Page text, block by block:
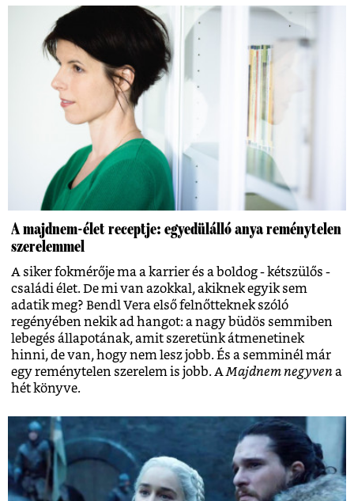
A majdnem-élet receptje: egyedülálló anya reménytelen
szerelemmel
A siker fokmérője ma a karrier és a boldog - kétszülős -
családi élet. De mi van azokkal, akiknek egyik sem
adatik meg? Bendl Vera első felnőtteknek szóló
regényében nekik ad hangot: a nagy büdös semmiben
lebegés állapotának, amit szeretünk átmenetinek
hinni, de van, hogy nem lesz jobb. És a semminél már
egy reménytelen szerelem is jobb. A Majdnem negyvena
hét könyve.